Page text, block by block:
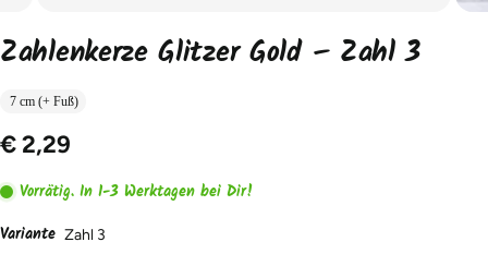
Zahlenkerze Glitzer Gold – Zahl 3
7 cm (+ Fuß)
€ 2,29
Vorrätig. In 1-3 Werktagen bei Dir!
Variante Zahl 3